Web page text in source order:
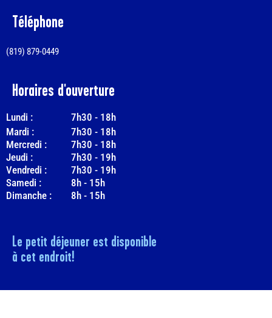
Téléphone
(819) 879-0449
Horaires d'ouverture
Lundi : 7h30 - 18h
Mardi :
7h30 - 18h
Mercredi :
7h30 - 18h
Jeudi :
7h30 - 19h
Vendredi :
7h30 - 19h
Samedi :
8h - 15h
Dimanche :
8h - 15h
Le petit déjeuner est disponible
à cet endroit!